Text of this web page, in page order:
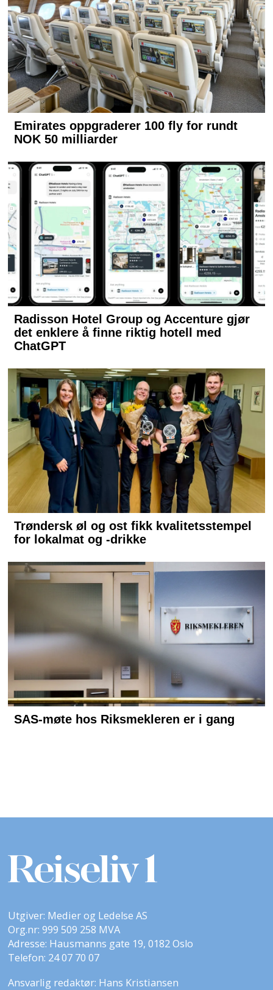
Utgiver: Medier og Ledelse AS
Org.nr: 999 509 258 MVA
Adresse: Hausmanns gate 19, 0182 Oslo
Telefon: 24 07 70 07
Ansvarlig redaktør: Hans Kristiansen